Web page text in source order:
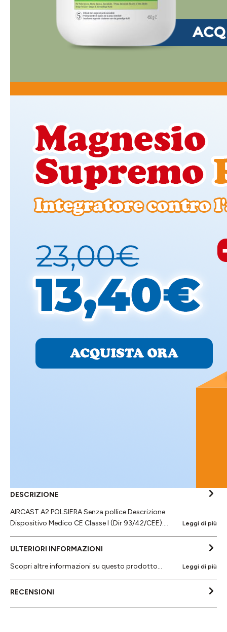
DESCRIZIONE
AIRCAST A2 POLSIERA Senza pollice Descrizione
Dispositivo Medico CE Classe I (Dir 93/42/CEE).…
Leggi di più
ULTERIORI INFORMAZIONI
Scopri altre informazioni su questo prodotto...
Leggi di più
RECENSIONI